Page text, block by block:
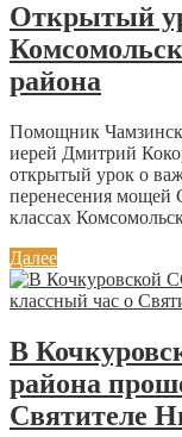
Открытый
района
Помощник
иерей Дмитрий
открытый урок о
перенесения мощей
классах
Далее
В
района
Святителе